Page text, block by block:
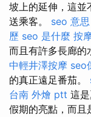
坡上的延伸，這並
送乘客。 seo 意思
歷 seo 是什麼 按
而且有許多長廊的
中輕井澤按摩 seo
的真正遠足番茄。
台南 外燴 ptt 這
假期的亮點，而且